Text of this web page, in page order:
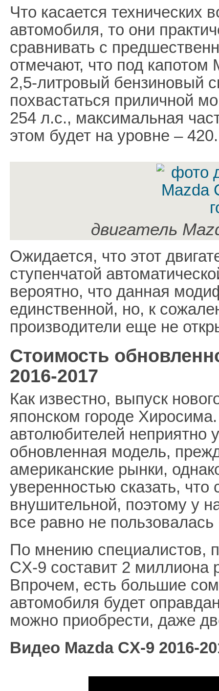
Что касается технических
автомобиля, то они
сравнивать с
отмечают, что под капотом
2,5-литровый бензиновый
похвастаться приличной
254 л.с., максимальная
этом будет на уровне – 420.
двигатель
Ожидается, что этот
ступенчатой
вероятно, что данная
единственной, но, к
производители еще не
Стоимость
2016-2017
Как известно, выпуск
японском городе
автолюбителей неприятно
обновленная модель,
американские рынки,
уверенностью сказать,
внушительной, поэтому у
все равно не
По мнению специалистов,
CX-9 составит 2 миллиона
Впрочем, есть большие
автомобиля будет
можно приобрести, даже
Видео Mazda CX-9 2016-